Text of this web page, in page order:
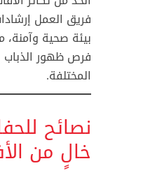
فريق العمل
بيئة صحية
فرص ظهور الذباب
المختلفة.
نصائح
خالٍ من